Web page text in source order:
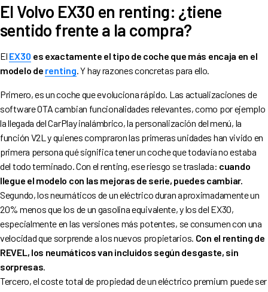
El Volvo EX30 en renting: ¿tiene
sentido frente a la compra?
El EX30 es exactamente el tipo de coche que más encaja en el
modelo de renting . Y hay razones concretas para ello.
Primero, es un coche que evoluciona rápido. Las actualizaciones de
software OTA cambian funcionalidades relevantes, como por ejemplo
la llegada del CarPlay inalámbrico, la personalización del menú, la
función V2L y quienes compraron las primeras unidades han vivido en
primera persona qué significa tener un coche que todavía no estaba
del todo terminado. Con el renting, ese riesgo se traslada: cuando
llegue el modelo con las mejoras de serie, puedes cambiar.
Segundo, los neumáticos de un eléctrico duran aproximadamente un
20% menos que los de un gasolina equivalente, y los del EX30,
especialmente en las versiones más potentes, se consumen con una
velocidad que sorprende a los nuevos propietarios. Con el renting de
REVEL, los neumáticos van incluidos según desgaste, sin
sorpresas
Tercero, el coste total de propiedad de un eléctrico premium puede ser